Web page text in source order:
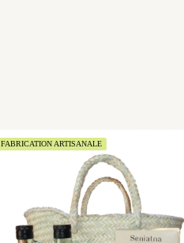
FABRICATION ARTISANALE